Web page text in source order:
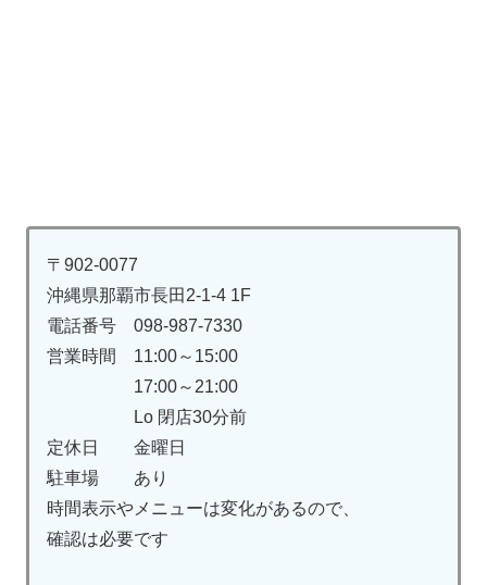
〒902-0077
沖縄県那覇市長田2-1-4 1F
電話番号 098-987-7330
営業時間 11:00～15:00
17:00～21:00
Lo 閉店30分前
定休日 金曜日
駐車場 あり
時間表示やメニューは変化があるので、
確認は必要です